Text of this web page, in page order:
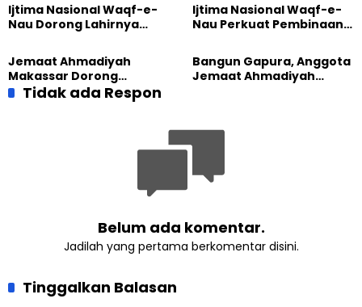
Ijtima Nasional Waqf-e-
Nau Dorong Lahirnya
Ijtima Nasional Waqf-e-
Nau Perkuat Pembinaan
Jemaat Ahmadiyah
Makassar Dorong
Kesadaran Lingkungan
Lewat Edukasi Ekoteologi
Bangun Gapura, Anggota
Jemaat Ahmadiyah
Tidak ada Respon
Belum ada komentar.
Jadilah yang pertama berkomentar disini.
Tinggalkan Balasan